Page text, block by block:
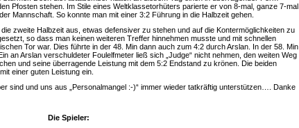
Pfosten stehen. Im Stile eines Weltklassetorhüters parierte er von 8-mal, ganze 7-mal
Mannschaft. So konnte man mit einer 3:2 Führung in die Halbzeit gehen.
zweite Halbzeit aus, etwas defensiver zu stehen und auf die Kontermöglichkeiten zu
so dass man keinen weiteren Treffer hinnehmen musste und mit schnellen
Tor war. Dies führte in der 48. Min dann auch zum 4:2 durch Arslan. In der 58. Min
an Arslan verschuldeter Foulelfmeter ließ sich „Judge“ nicht nehmen, den weiten Weg
und seine überragende Leistung mit dem 5:2 Endstand zu krönen. Die beiden
einer guten Leistung ein.
sind und uns aus „Personalmangel :-)“ immer wieder tatkräftig unterstützen…. Danke
Die Spieler: